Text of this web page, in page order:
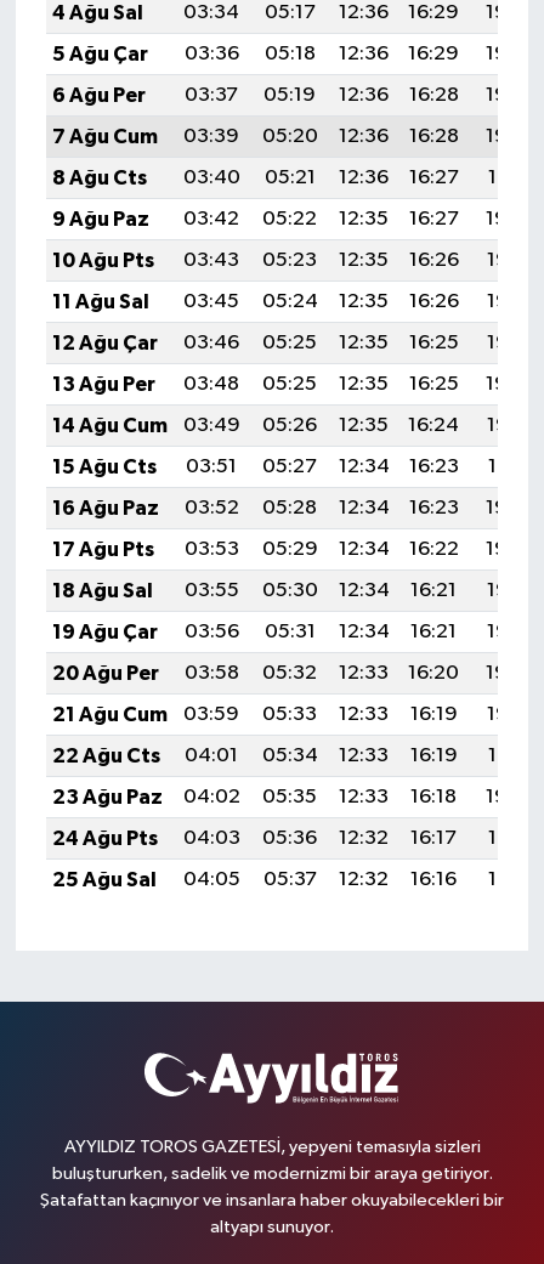
4 Ağu Sal 03:34 05:17 12:36 16:29
19:45
5 Ağu Çar
03:36 05:18 12:36 16:29
19:44
6 Ağu Per
03:37 05:19 12:36 16:28
19:43
7 Ağu Cum
03:39 05:20 12:36 16:28
19:42
8 Ağu Cts
03:40 05:21 12:36 16:27
19:41
9 Ağu Paz
03:42 05:22 12:35 16:27
19:39
10 Ağu Pts
03:43 05:23 12:35 16:26
19:38
11 Ağu Sal
03:45 05:24 12:35 16:26
19:37
12 Ağu Çar
03:46 05:25 12:35 16:25
19:35
13 Ağu Per
03:48 05:25 12:35 16:25
19:34
14 Ağu Cum
03:49 05:26 12:35 16:24
19:33
15 Ağu Cts
03:51 05:27 12:34 16:23
19:31
16 Ağu Paz
03:52 05:28 12:34 16:23
19:30
17 Ağu Pts
03:53 05:29 12:34 16:22
19:29
18 Ağu Sal
03:55 05:30 12:34 16:21
19:27
19 Ağu Çar
03:56 05:31 12:34 16:21
19:26
20 Ağu Per
03:58 05:32 12:33 16:20
19:24
21 Ağu Cum
03:59 05:33 12:33 16:19
19:23
22 Ağu Cts
04:01 05:34 12:33 16:19
19:21
23 Ağu Paz
04:02 05:35 12:33 16:18
19:20
24 Ağu Pts
04:03 05:36 12:32 16:17
19:18
25 Ağu Sal
04:05 05:37 12:32 16:16 19:17
AYYILDIZ TOROS GAZETESİ, yepyeni temasıyla sizleri
buluştururken, sadelik ve modernizmi bir araya getiriyor.
Şatafattan kaçınıyor ve insanlara haber okuyabilecekleri bir
altyapı sunuyor.